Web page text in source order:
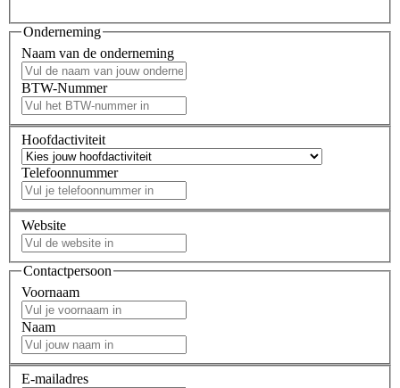
Onderneming
Naam van de onderneming
BTW-Nummer
Hoofdactiviteit
Telefoonnummer
Website
Contactpersoon
Voornaam
Naam
E-mailadres